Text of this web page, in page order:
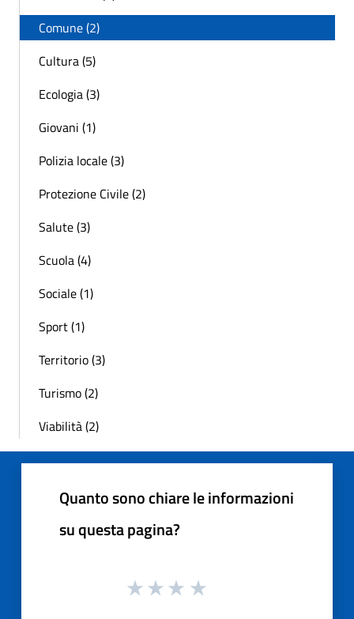
Comune (2)
Cultura (5)
Ecologia (3)
Giovani (1)
Polizia locale (3)
Protezione Civile (2)
Salute (3)
Scuola (4)
Sociale (1)
Sport (1)
Territorio (3)
Turismo (2)
Viabilità (2)
Quanto sono chiare le informazioni
su questa pagina?